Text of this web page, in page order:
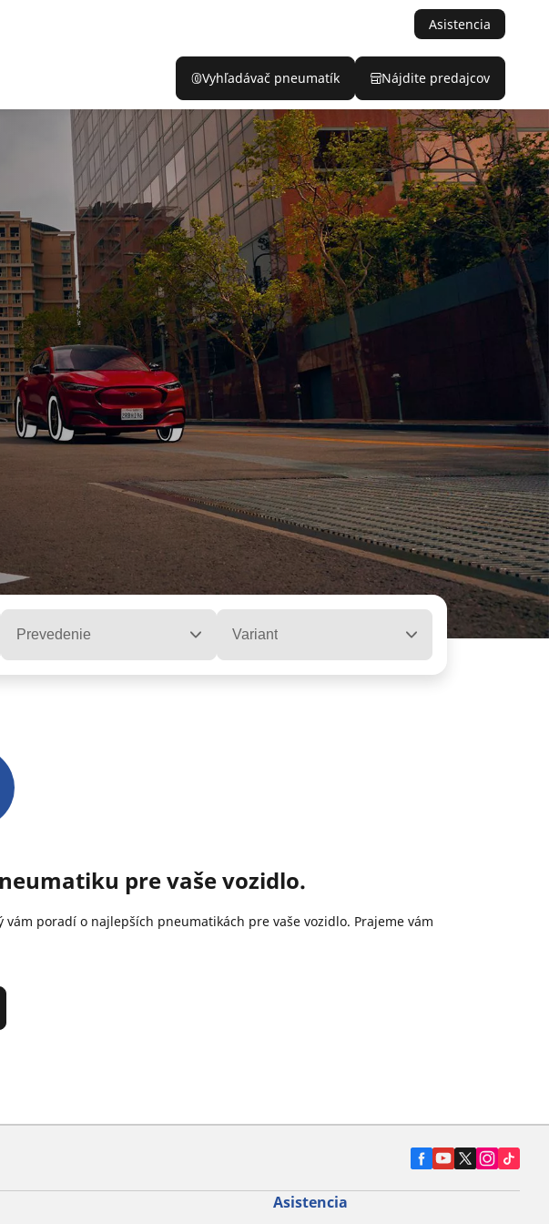
Asistencia
Vyhľadávač pneumatík Nájdite predajcov
Prevedenie Variant
pre vaše vozidlo.
poradí o najlepších pneumatikách pre vaše vozidlo. Prajeme vám
Asistencia